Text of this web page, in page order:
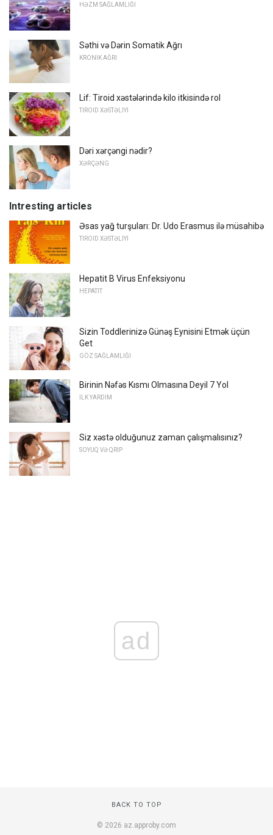
HƏZM SAĞLAMLIĞI
Səthi və Dərin Somatik Ağrı
KRONIK AĞRI
Lif: Tiroid xəstələrində kilo itkisində rol
TIROID XƏSTƏLIYI
Dəri xərçəngi nədir?
XƏRÇƏNG
Intresting articles
Əsas yağ turşuları: Dr. Udo Erasmus ilə müsahibə
TIROID XƏSTƏLIYI
Hepatit B Virus Enfeksiyonu
HEPATIT
Sizin Toddlerinizə Günəş Eynisini Etmək üçün
Get
GÖZ SAĞLAMLIĞI
Birinin Nəfəs Kısmı Olmasına Deyil 7 Yol
İLK YARDIM
Siz xəstə olduğunuz zaman çalışmalısınız?
SOYUQ VƏ QRIP
ad
BACK TO TOP
© 2026 az.approby.com